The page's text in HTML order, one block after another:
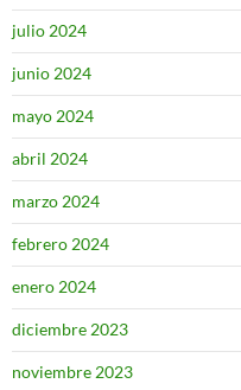
julio 2024
junio 2024
mayo 2024
abril 2024
marzo 2024
febrero 2024
enero 2024
diciembre 2023
noviembre 2023